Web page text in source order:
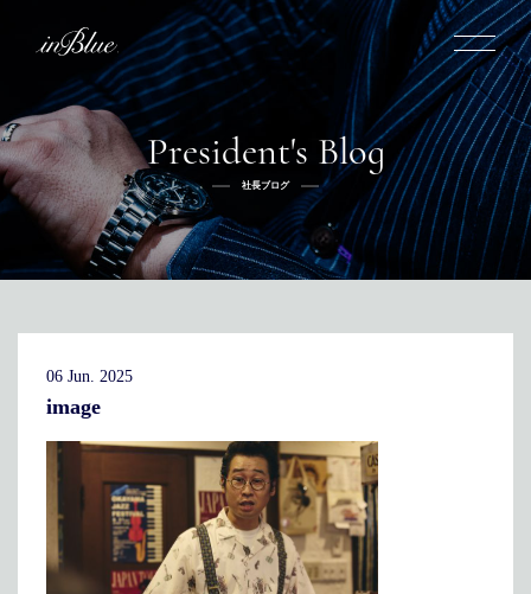
inBlueについて
inBlueの強み ヒストリー
Q&A
オーダー方法
ふるさと納税
リボーン
ニュース インタビュー
スタッフブログ
メディア掲載
採用情報
新卒採用 店舗概要
アクセス 会社情報
JP EN
President's Blog
社長ブログ
06 Jun. 2025
image